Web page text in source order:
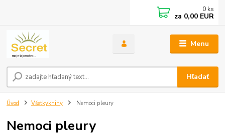
Menu
Hľadať
0 ks
za 0,00 EUR
Úvod Všetkyknihy Nemoci pleury
Nemoci pleury